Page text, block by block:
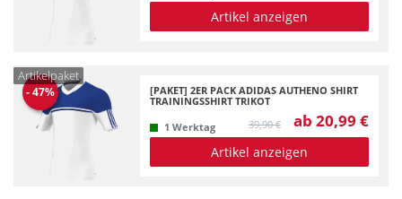
Artikel anzeigen
-47%
Artikelpaket
[PAKET] 2ER PACK ADIDAS AUTHENO SHIRT
TRAININGSSHIRT TRIKOT
1 Werktag 39,90 € ab 20,99 €
Artikel anzeigen